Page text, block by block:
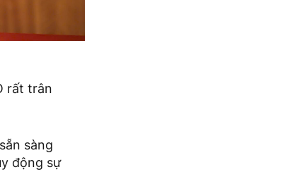
rất trân
sàng
động sự